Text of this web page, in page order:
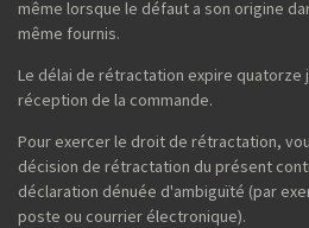
même lorsque le défaut a son origine
même fournis.
Le délai de rétractation expire quatorze
réception de la commande.
Pour exercer le droit de rétractation,
décision de rétractation du présent
déclaration dénuée d'ambiguïté (par
poste ou courrier électronique).